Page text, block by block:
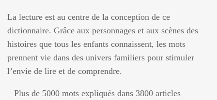
La lecture est au centre de la conception de ce
dictionnaire. Grâce aux personnages et aux scènes des
histoires que tous les enfants connaissent, les mots
prennent vie dans des univers familiers pour stimuler
l’envie de lire et de comprendre.
– Plus de 5000 mots expliqués dans 3800 articles